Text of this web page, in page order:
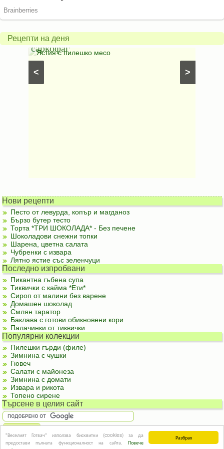
Разбрах
"Веселият Готвач" използва бисквитки (cookies) за да
предостави пълната функционалност на сайта. Повече
Рецепти на деня
>
<
Печено
пиле
в
саркофаг
Ястия с пилешко месо
Нови рецепти
Песто от левурда, копър и магданоз
Бързо бутер тесто
Торта *ТРИ ШОКОЛАДА* - Без печене
Шоколадови снежни топки
Шарена, цветна салата
Чубренки с извара
Лятно ястие със зеленчуци
Последно изпробвани
Пикантна гъбена супа
Тиквички с кайма *Ети*
Сироп от малини без варене
Домашен шоколад
Смлян таратор
Баклава с готови обикновени кори
Палачинки от тиквички
Популярни колекции
Пилешки гърди (филе)
Зимнина с чушки
Гювеч
Салати с майонеза
Зимнина с домати
Извара и рикота
Топено сирене
Търсене в целия сайт
За реклама| За контакти|Подкрепете ни | Правила и условия|
информация